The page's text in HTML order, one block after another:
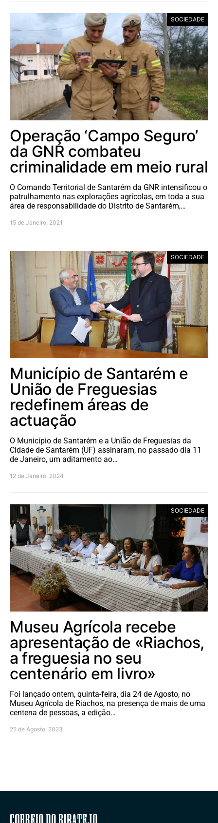
SOCIEDADE
Operação ‘Campo Seguro’
da GNR combateu
criminalidade em meio rural
O Comando Territorial de Santarém da GNR intensificou o
patrulhamento nas explorações agrícolas, em toda a sua
área de responsabilidade do Distrito de Santarém,…
15 de Janeiro, 2021
SOCIEDADE
Município de Santarém e
União de Freguesias
redefinem áreas de
actuação
O Município de Santarém e a União de Freguesias da
Cidade de Santarém (UF) assinaram, no passado dia 11
de Janeiro, um aditamento ao…
12 de Janeiro, 2024
SOCIEDADE
Museu Agrícola recebe
apresentação de «Riachos,
a freguesia no seu
centenário em livro»
Foi lançado ontem, quinta-feira, dia 24 de Agosto, no
Museu Agrícola de Riachos, na presença de mais de uma
centena de pessoas, a edição…
25 de Agosto, 2023
Correio do Ribatejo